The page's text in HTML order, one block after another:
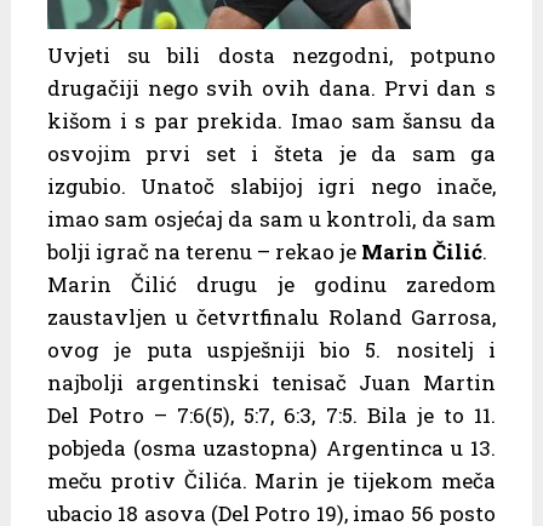
Uvjeti su bili dosta nezgodni, potpuno
drugačiji nego svih ovih dana. Prvi dan s
kišom i s par prekida. Imao sam šansu da
osvojim prvi set i šteta je da sam ga
izgubio. Unatoč slabijoj igri nego inače,
imao sam osjećaj da sam u kontroli, da sam
bolji igrač na terenu – rekao je Marin Čilić.
Marin Čilić drugu je godinu zaredom
zaustavljen u četvrtfinalu Roland Garrosa,
ovog je puta uspješniji bio 5. nositelj i
najbolji argentinski tenisač Juan Martin
Del Potro – 7:6(5), 5:7, 6:3, 7:5. Bila je to 11.
pobjeda (osma uzastopna) Argentinca u 13.
meču protiv Čilića. Marin je tijekom meča
ubacio 18 asova (Del Potro 19), imao 56 posto